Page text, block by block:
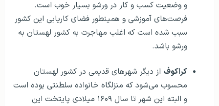
و وضعیت کسب و کار در ورشو بسیار خوب است.
فرصت‌های آموزشی و همینطور فضای کاریابی این کشور
سبب شده است که اغلب مهاجرت به کشور لهستان به
ورشو باشد.
کراکوف از دیگر شهرهای قدیمی در کشور لهستان
محسوب می‌شود که منزلگاه خانواده سلطنتی بوده است
و البته این شهر تا سال ۱۶۰۹ میلادی پایتخت این